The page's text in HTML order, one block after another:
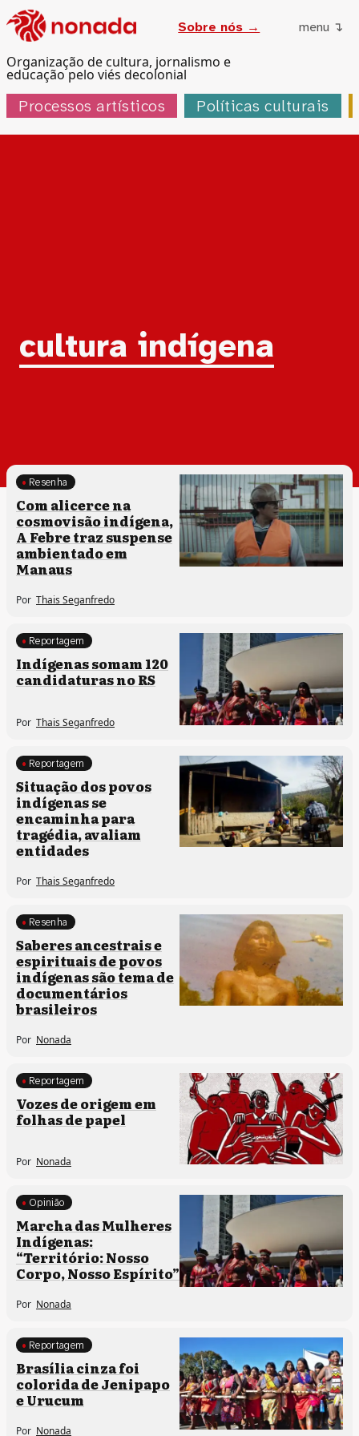
Organização de cultura, jornalismo e
educação pelo viés decolonial
Sobre nós → menu ↴
Processos artísticos Políticas culturais
Tag:
cultura indígena
Processos artísticos
Resenha
Com alicerce na
cosmovisão indígena,
A Febre traz suspense
ambientado em
Manaus
Por Thais Seganfredo
Comunidades tradicionais
Reportagem
Indígenas somam 120
candidaturas no RS
Por Thais Seganfredo
Comunidades tradicionais
Reportagem
Situação dos povos
indígenas se
encaminha para
tragédia, avaliam
entidades
Por Thais Seganfredo
Comunidades tradicionais
Processos artísticos
Resenha
Saberes ancestrais e
espirituais de povos
indígenas são tema de
documentários
brasileiros
Por Nonada
Comunidades tradicionais
Processos artísticos
Reportagem
Vozes de origem em
folhas de papel
Por Nonada
Comunidades tradicionais
Opinião
Marcha das Mulheres
Indígenas:
“Território: Nosso
Corpo, Nosso Espírito”
Por Nonada
Comunidades tradicionais
Reportagem
Brasília cinza foi
colorida de Jenipapo
e Urucum
Por Nonada